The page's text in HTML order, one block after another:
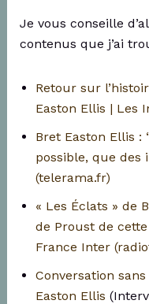
Je vous conseille
contenus que j’ai
Retour sur
Easton Ellis | Les
Bret Easton Ellis :
possible, que des
(telerama.fr)
« Les Éclats » de
de Proust de
France Inter
Conversation
Easton Ellis